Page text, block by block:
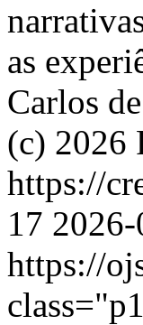
as
Carlos
(c) 2026
https://
17
https://